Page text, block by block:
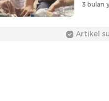
3 bulan
Artikel